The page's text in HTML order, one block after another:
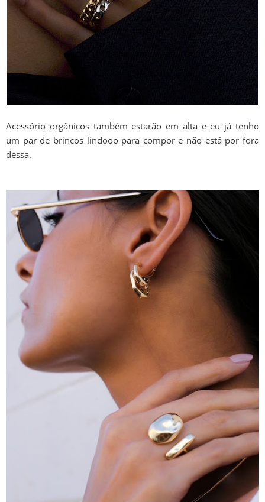
Acessório orgânicos também estarão em alta e eu já tenho
um par de brincos lindooo para compor e não está por fora
dessa.